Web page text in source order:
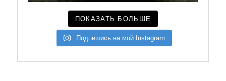
ПОКАЗАТЬ БОЛЬШЕ
Подпишись на мой Instagram